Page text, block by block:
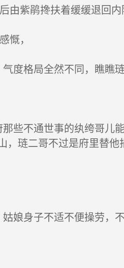
紫鹃搀扶着缓缓退回内
慨，
度格局全然不同，瞧瞧
些不通世事的纨绔哥儿
，琏二哥不过是府里替
娘身子不适不便操劳，